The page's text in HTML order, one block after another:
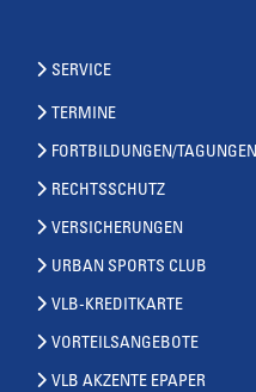
SERVICE
TERMINE
FORTBILDUNGEN/TAGUNGEN
RECHTSSCHUTZ
VERSICHERUNGEN
URBAN SPORTS CLUB
VLB-KREDITKARTE
VORTEILSANGEBOTE
VLB AKZENTE EPAPER